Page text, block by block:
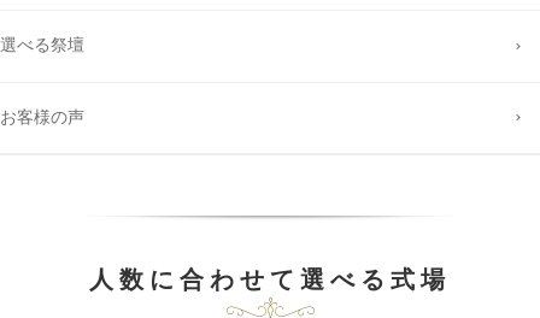
選べる祭壇
お客様の声
人数に合わせて選べる式場